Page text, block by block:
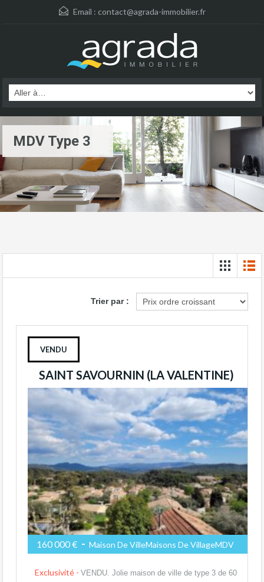
Email : contact@agrada-immobilier.fr
MDV Type 3
Trier par :
VENDU
SAINT SAVOURNIN (LA VALENTINE)
160 000 € - Maison De VilleMaisons De VillageMDV
Exclusivité - VENDU. Jolie maison de ville de type 3 de 60